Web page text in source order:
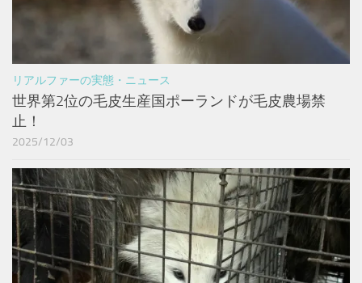
リアルファーの実態・ニュース
世界第2位の毛皮生産国ポーランドが毛皮農場禁
止！
2025/12/03